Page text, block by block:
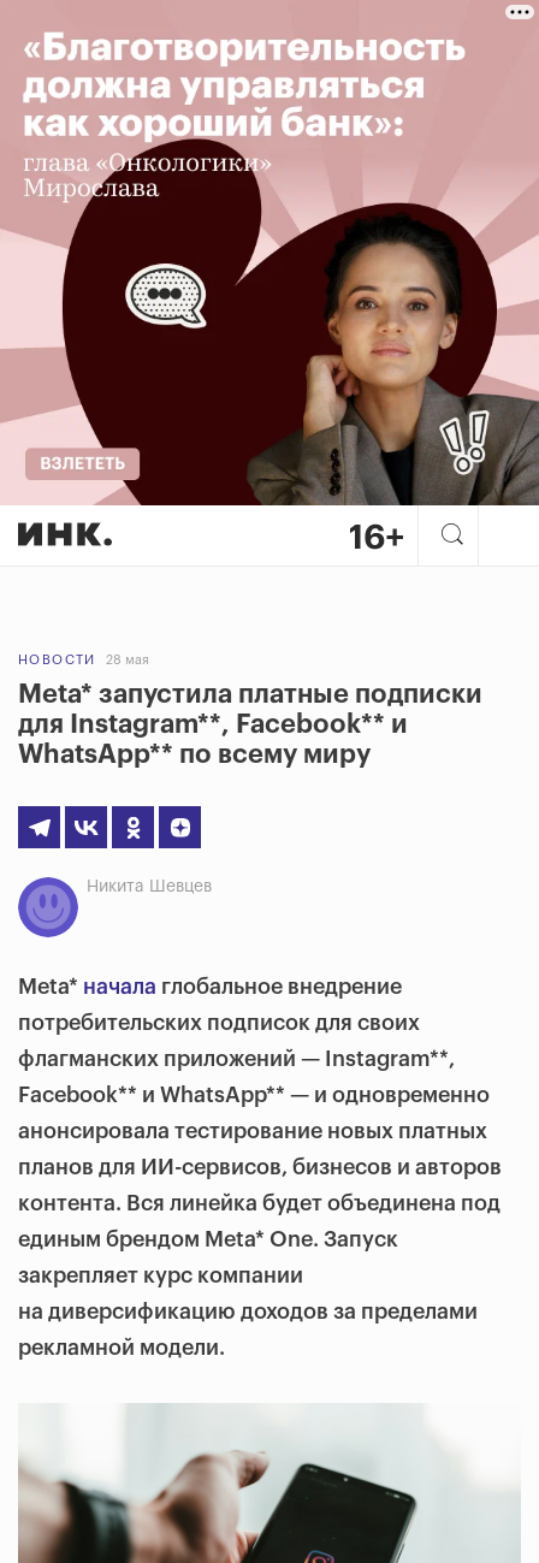
НОВОСТИ 28 мая
Meta* запустила платные подписки
для Instagram**, Facebook** и
WhatsApp** по всему миру
Никита Шевцев
Meta* начала глобальное внедрение
потребительских подписок для своих
флагманских приложений — Instagram**,
Facebook** и WhatsApp** — и одновременно
анонсировала тестирование новых платных
планов для ИИ-сервисов, бизнесов и авторов
контента. Вся линейка будет объединена под
единым брендом Meta* One. Запуск
закрепляет курс компании
на диверсификацию доходов за пределами
рекламной модели.